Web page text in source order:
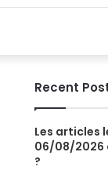
Recent
Les articles
06/08/2026
?